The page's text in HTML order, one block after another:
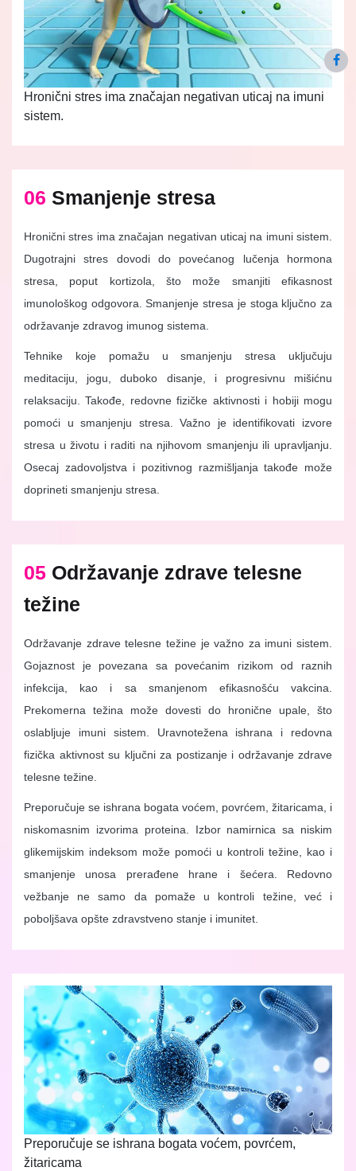
Hronični stres ima značajan negativan uticaj na imuni
sistem.
06 Smanjenje stresa
Hronični stres ima značajan negativan uticaj na imuni sistem.
Dugotrajni stres dovodi do povećanog lučenja hormona
stresa, poput kortizola, što može smanjiti efikasnost
imunološkog odgovora. Smanjenje stresa je stoga ključno za
održavanje zdravog imunog sistema.
Tehnike koje pomažu u smanjenju stresa uključuju
meditaciju, jogu, duboko disanje, i progresivnu mišićnu
relaksaciju. Takođe, redovne fizičke aktivnosti i hobiji mogu
pomoći u smanjenju stresa. Važno je identifikovati izvore
stresa u životu i raditi na njihovom smanjenju ili upravljanju.
Osecaj zadovoljstva i pozitivnog razmišljanja takođe može
doprineti smanjenju stresa.
05 Održavanje zdrave telesne
težine
Održavanje zdrave telesne težine je važno za imuni sistem.
Gojaznost je povezana sa povećanim rizikom od raznih
infekcija, kao i sa smanjenom efikasnošću vakcina.
Prekomerna težina može dovesti do hronične upale, što
oslabljuje imuni sistem. Uravnotežena ishrana i redovna
fizička aktivnost su ključni za postizanje i održavanje zdrave
telesne težine.
Preporučuje se ishrana bogata voćem, povrćem, žitaricama, i
niskomasnim izvorima proteina. Izbor namirnica sa niskim
glikemijskim indeksom može pomoći u kontroli težine, kao i
smanjenje unosa prerađene hrane i šećera. Redovno
vežbanje ne samo da pomaže u kontroli težine, već i
poboljšava opšte zdravstveno stanje i imunitet.
Preporučuje se ishrana bogata voćem, povrćem,
žitaricama